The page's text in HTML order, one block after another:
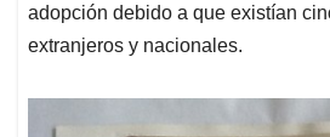
adopción debido a que existían
extranjeros y nacionales.